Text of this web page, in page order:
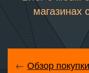
магазинах
← Обзор